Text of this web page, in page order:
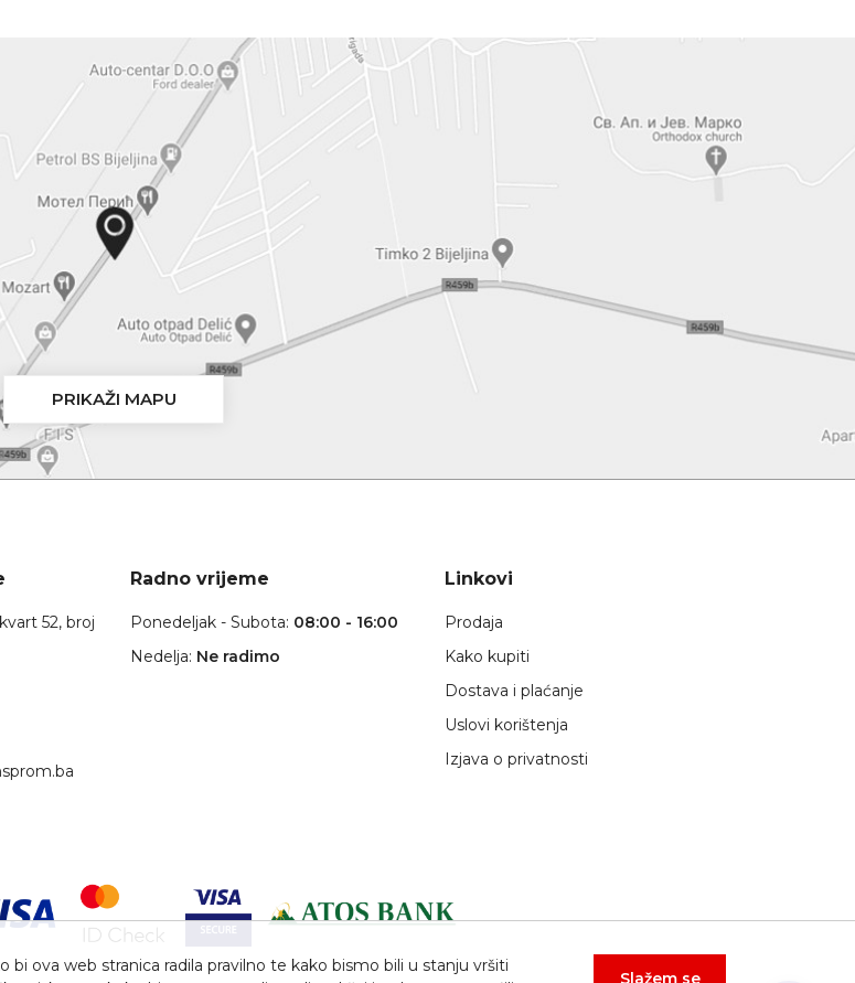
PRIKAŽI MAPU
52, broj
Radno vrijeme
Ponedeljak - Subota: 08:00 - 16:00
Nedelja: Ne radimo
Linkovi
Prodaja
Kako kupiti
Dostava i plaćanje
Uslovi korištenja
Izjava o privatnosti
bi ova web stranica radila pravilno te kako bismo bili u stanju vršiti
Slažem se